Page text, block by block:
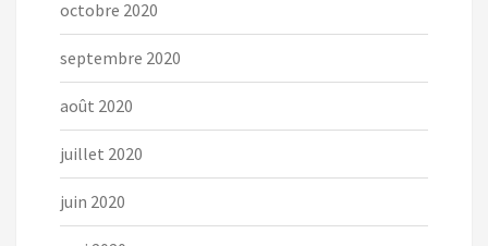
octobre 2020
septembre 2020
août 2020
juillet 2020
juin 2020